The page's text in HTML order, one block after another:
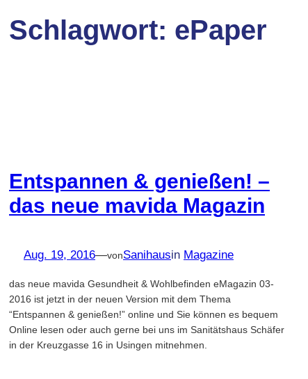
Schlagwort: ePaper
Entspannen & genießen! –
das neue mavida Magazin
Aug. 19, 2016—vonSanihausin Magazine
das neue mavida Gesundheit & Wohlbefinden eMagazin 03-
2016 ist jetzt in der neuen Version mit dem Thema
“Entspannen & genießen!” online und Sie können es bequem
Online lesen oder auch gerne bei uns im Sanitätshaus Schäfer
in der Kreuzgasse 16 in Usingen mitnehmen.